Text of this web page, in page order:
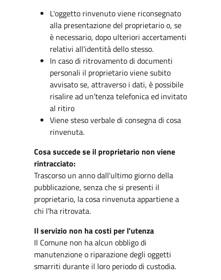
L'oggetto rinvenuto viene riconsegnato
alla presentazione del proprietario o, se
è necessario, dopo ulteriori accertamenti
relativi all'identità dello stesso.
In caso di ritrovamento di documenti
personali il proprietario viene subito
avvisato se, attraverso i dati, è possibile
risalire ad un’tenza telefonica ed invitato
al ritiro
Viene steso verbale di consegna di cosa
rinvenuta.
Cosa succede se il proprietario non viene
rintracciato:
Trascorso un anno dall'ultimo giorno della
pubblicazione, senza che si presenti il
proprietario, la cosa rinvenuta appartiene a
chi l'ha ritrovata.
Il servizio non ha costi per l'utenza
Il Comune non ha alcun obbligo di
manutenzione o riparazione degli oggetti
smarriti durante il loro periodo di custodia.